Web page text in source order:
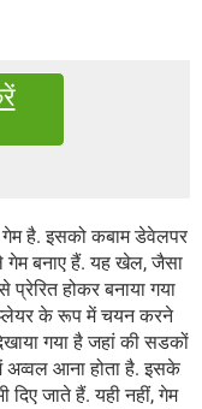
गेम है. इसको कबाम डेवेलपर
गेम बनाए हैं. यह खेल, जैसा
होकर बनाया गया
के रूप में चयन करने
गया है जहां की सडकों
अव्वल आना होता है. इसके
जाते हैं. यही नहीं, गेम